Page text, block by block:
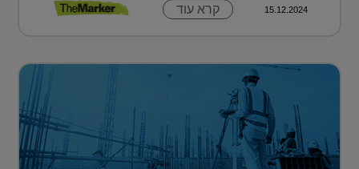
15.12.2024 קרא עוד